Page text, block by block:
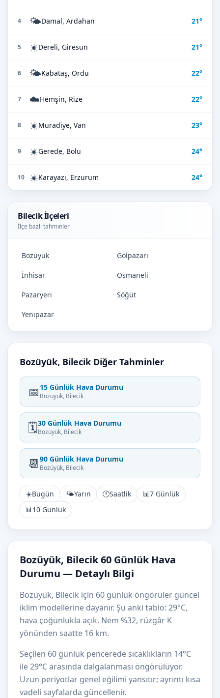
4 🌤️Damal, Ardahan 21°
5 ☀️Dereli, Giresun 21°
6 🌤️Kabataş, Ordu 22°
7 ☁️Hemşin, Rize 22°
8 ☀️Muradiye, Van 23°
9 ☀️Gerede, Bolu 24°
10 ☀️Karayazı, Erzurum 24°
Bilecik İlçeleri
İlçe bazlı tahminler
Bozüyük Gölpazarı
İnhisar Osmaneli
Pazaryeri Söğüt
Yenipazar
Bozüyük, Bilecik Diğer Tahminler
📅 15 Günlük Hava Durumu
Bozüyük, Bilecik
🗓️30 Günlük Hava Durumu
Bozüyük, Bilecik
📆 90 Günlük Hava Durumu
Bozüyük, Bilecik
☀️Bugün 🌤️Yarın 🕐Saatlik 📊7 Günlük
📊10 Günlük
Bozüyük, Bilecik 60 Günlük Hava
Durumu — Detaylı Bilgi
Bozüyük, Bilecik için 60 günlük öngörüler güncel
iklim modellerine dayanır. Şu anki tablo: 29°C,
hava çoğunlukla açık. Nem %32, rüzgâr K
yönünden saatte 16 km.
Seçilen 60 günlük pencerede sıcaklıkların 14°C
ile 29°C arasında dalgalanması öngörülüyor.
Uzun periyotlar genel eğilimi yansıtır; ayrıntı kısa
vadeli sayfalarda güncellenir.